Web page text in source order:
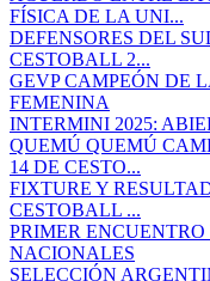
FÍSICA DE LA UNI...
DEFENSORES DEL
CESTOBALL 2...
GEVP CAMPEÓN DE
FEMENINA
INTERMINI 2025:
QUEMÚ QUEMÚ
14 DE CESTO...
FIXTURE Y
CESTOBALL ...
PRIMER
NACIONALES
SELECCIÓN